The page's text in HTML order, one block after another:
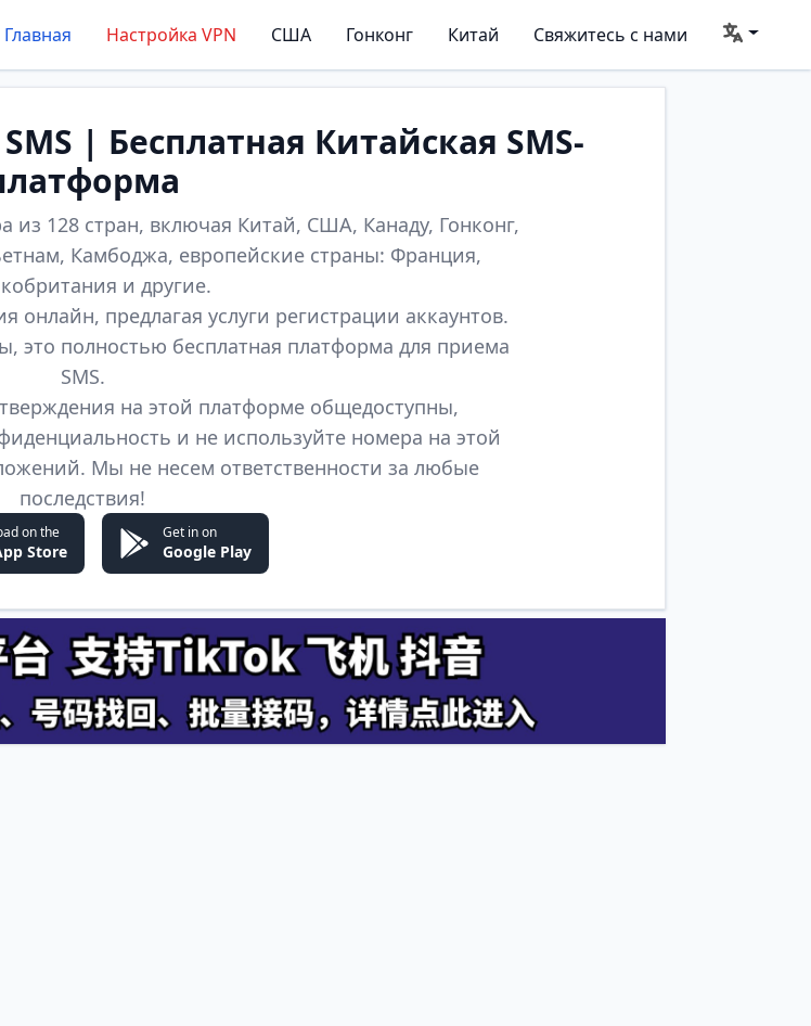
Главная Настройка VPN США Гонконг Китай Свяжитесь с нами
| Бесплатная Китайская SMS-
из 128 стран, включая Китай, США, Канаду, Гонконг,
Камбоджа, европейские страны: Франция,
и другие.
онлайн, предлагая услуги регистрации аккаунтов.
это полностью бесплатная платформа для приема
SMS.
на этой платформе общедоступны,
и не используйте номера на этой
Мы не несем ответственности за любые
последствия!
on the
Store
Get in on
Google Play